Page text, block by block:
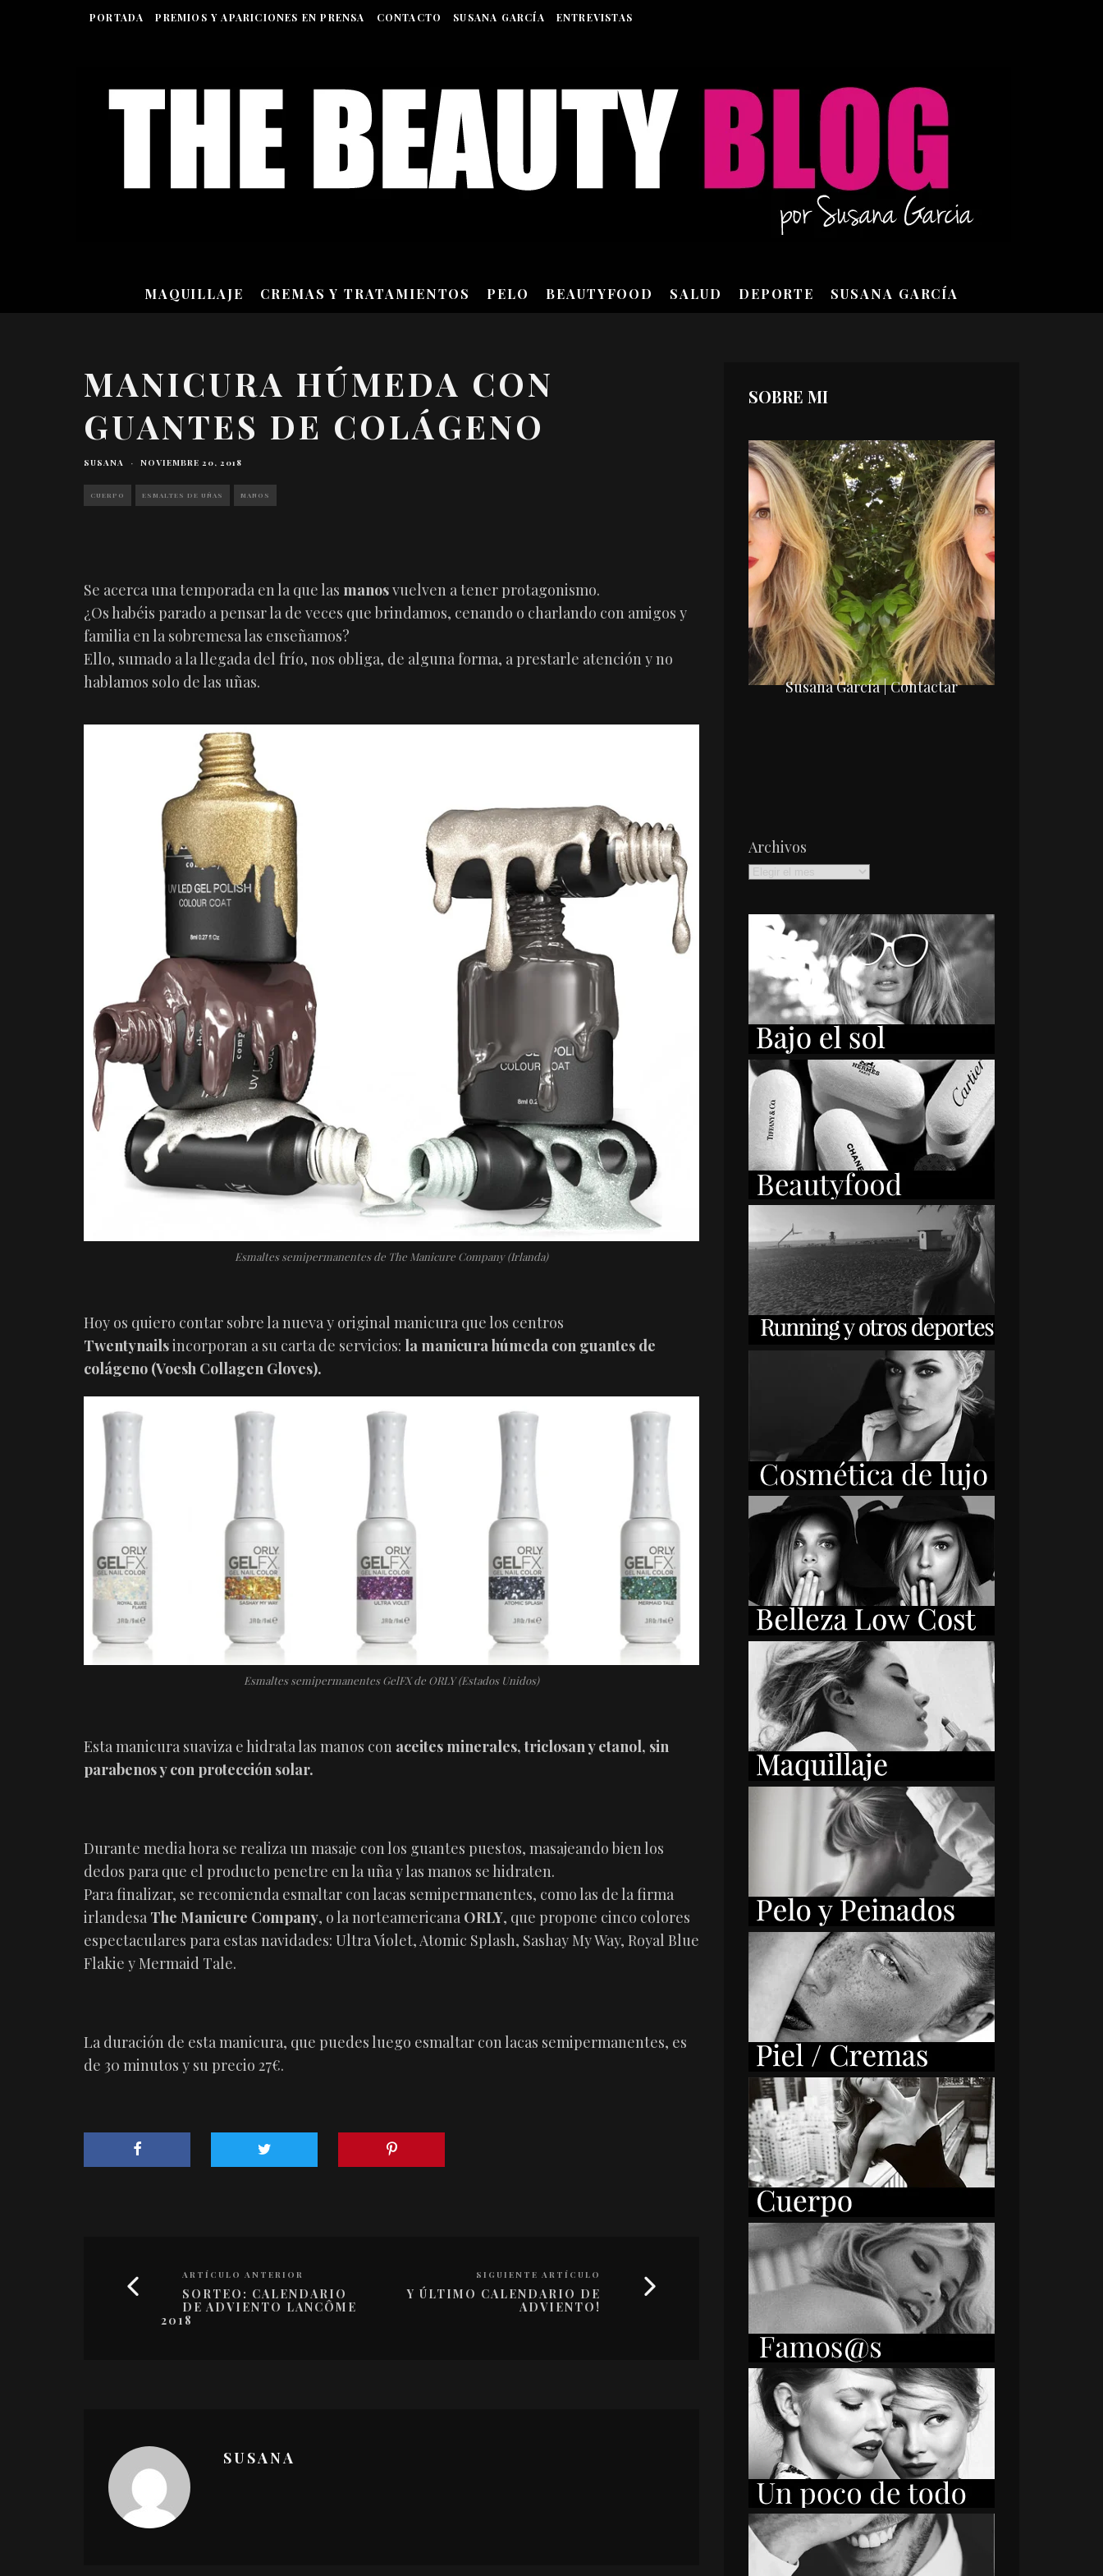
PORTADA PREMIOS Y APARICIONES EN PRENSA CONTACTO SUSANA GARCÍA ENTREVISTAS
MAQUILLAJE CREMAS Y TRATAMIENTOS PELO BEAUTYFOOD SALUD DEPORTE SUSANA GARCÍA
MANICURA HÚMEDA CON
GUANTES DE COLÁGENO
SUSANA · NOVIEMBRE 20, 2018
CUERPO ESMALTES DE UÑAS MANOS
Se acerca una temporada en la que las manosvuelven a tener protagonismo.
¿Os habéis parado a pensar la de veces que brindamos, cenando o charlando con amigos y
familia en la sobremesa las enseñamos?
Ello, sumado a la llegada del frío, nos obliga, de alguna forma, a prestarle atención y no
hablamos solo de las uñas.
Esmaltes semipermanentes de The Manicure Company (Irlanda)
Hoy os quiero contar sobre la nueva y original manicura que los centros
Twentynailsincorporan a su carta de servicios: la manicura húmeda con guantes de
colágeno (Voesh Collagen Gloves).
Esmaltes semipermanentes GelFX de ORLY (Estados Unidos)
Esta manicura suaviza e hidrata las manos con aceites minerales, triclosan y etanol, sin
parabenos y con protección solar.
Durante media hora se realiza un masaje con los guantes puestos, masajeando bien los
dedos para que el producto penetre en la uña y las manos se hidraten.
Para finalizar, se recomienda esmaltar con lacas semipermanentes, como las de la firma
irlandesa The Manicure Company, o la norteamericana ORLY, que propone cinco colores
espectaculares para estas navidades: Ultra Violet, Atomic Splash, Sashay My Way, Royal Blue
Flakie y Mermaid Tale.
La duración de esta manicura, que puedes luego esmaltar con lacas semipermanentes, es
de 30 minutos y su precio 27€.
ARTÍCULO ANTERIOR
SORTEO: CALENDARIO
DE ADVIENTO LANCÔME
2018
SIGUIENTE ARTÍCULO
Y ÚLTIMO CALENDARIO DE
ADVIENTO!
SUSANA
SOBRE MI
Susana García | Contactar
Archivos